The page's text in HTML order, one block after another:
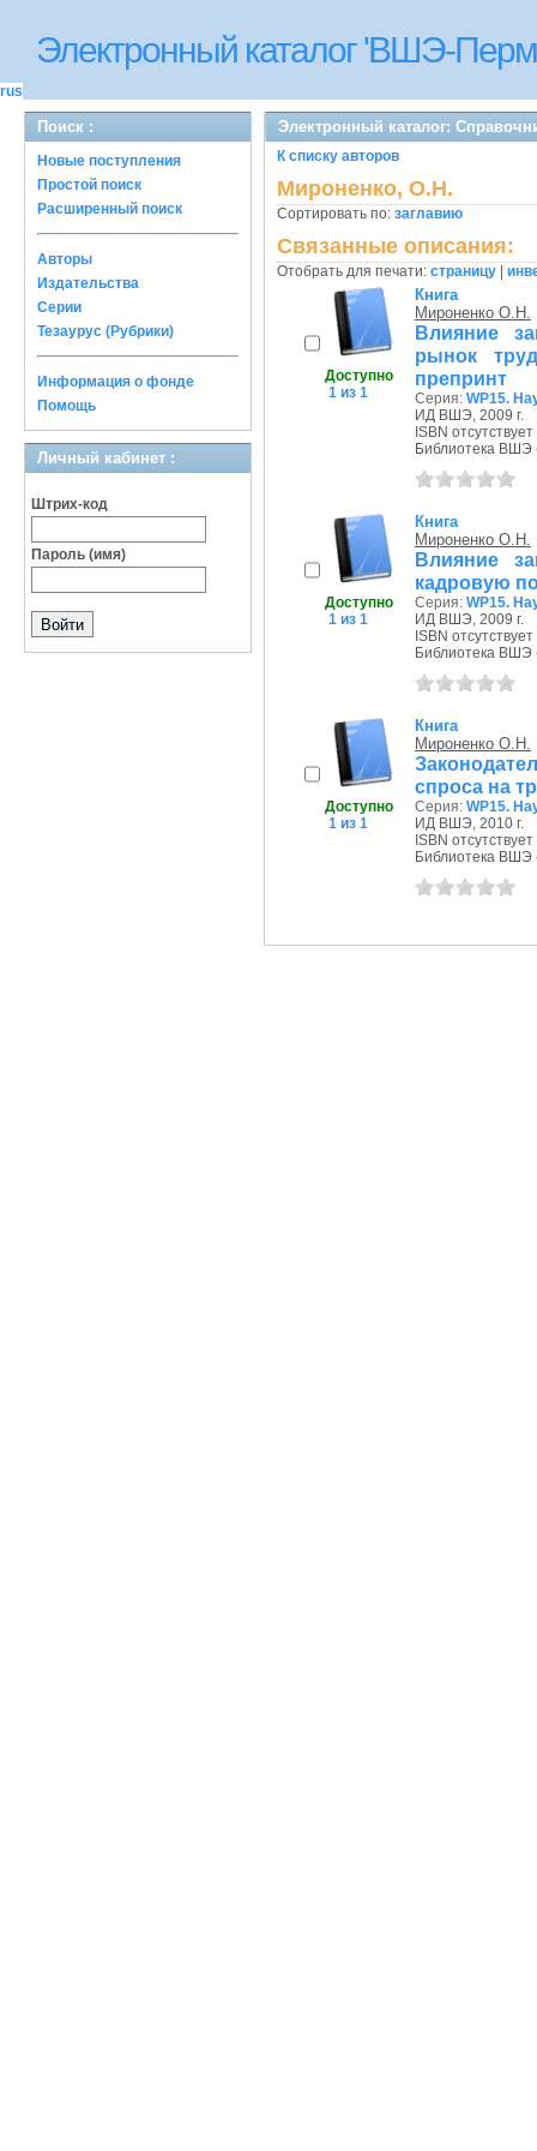
Электронный каталог 'ВШЭ-
rus
Поиск :
Новые поступления
Простой поиск
Расширенный поиск
Авторы
Издательства
Серии
Тезаурус (Рубрики)
Информация о фонде
Помощь
Личный кабинет :
Штрих-код
Пароль (имя)
Электронный каталог:
К списку авторов
Мироненко, О.Н.
Сортировать по: заглавию
Связанные описания:
Отобрать для печати: страницу
Доступно
1 из 1
Книга
Мироненко О.Н.
Влияние
рынок
препринт
Серия: WP15.
ИД ВШЭ, 2009 г.
ISBN отсутствует
Библиотека ВШЭ
Доступно
1 из 1
Книга
Мироненко О.Н.
Влияние
кадровую
Серия: WP15.
ИД ВШЭ, 2009 г.
ISBN отсутствует
Библиотека ВШЭ
Доступно
1 из 1
Книга
Мироненко О.Н.
спроса на
Серия: WP15.
ИД ВШЭ, 2010 г.
ISBN отсутствует
Библиотека ВШЭ